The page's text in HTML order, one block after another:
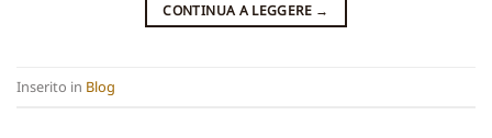
CONTINUA A LEGGERE →
Inserito in Blog